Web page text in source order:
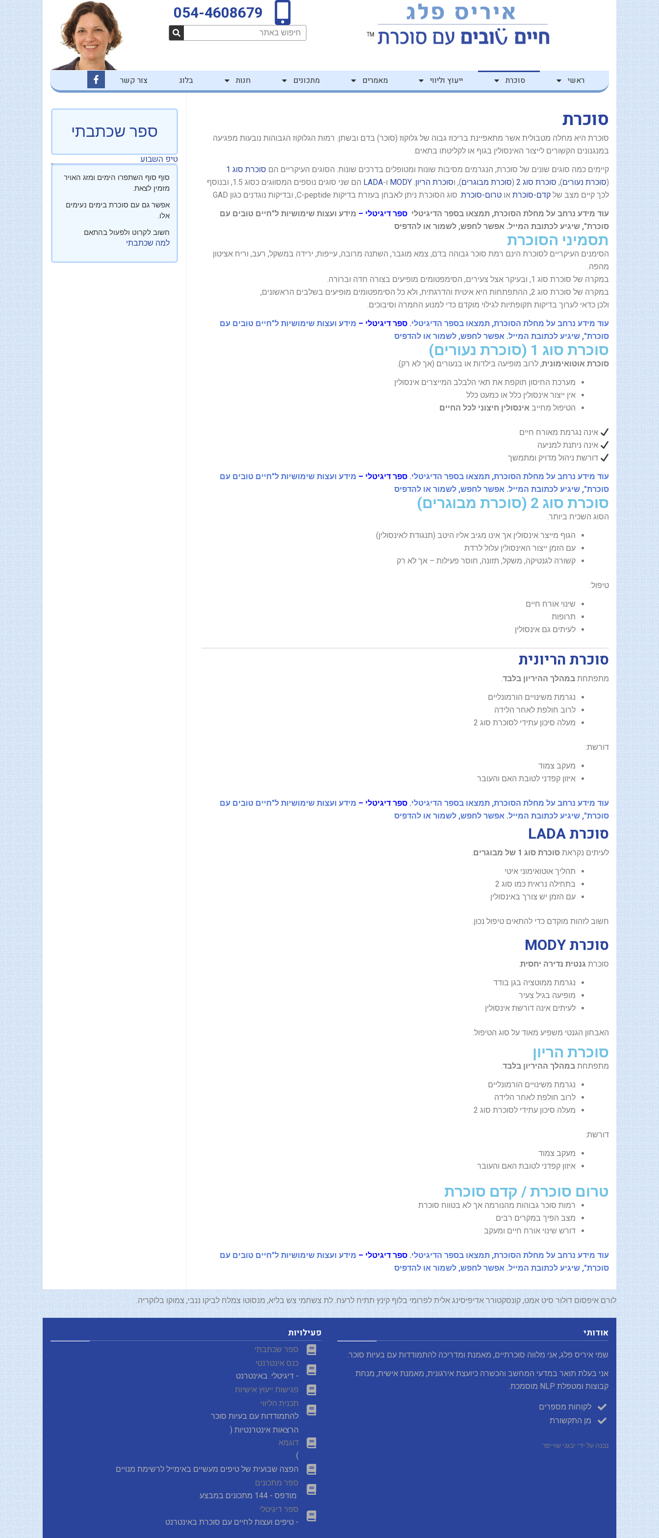
לתוכן
דילוג
לתוכן
054-4608679
חיפוש
ראשי סוכרת ייעוץ וליווי מאמרים מתכונים חנות בלוג צור קשר
c
b
o
k
f
סוכרת
סוכרת היא מחלה מטבולית אשר מתאפיינת בריכוז גבוה של גלוקוז (סוכר) בדם ובשתן. רמות הגלוקוז הגבוהות נובעות מפגיעה
במנגנונים הקשורים לייצור האינסולין בגוף או לקליטתו בתאים.
קיימים כמה סוגים שונים של סוכרת, הנגרמים מסיבות שונות ומטופלים בדרכים שונות. הסוגים העיקריים הם סוכרת סוג 1
(סוכרת נעורים), סוכרת סוג 2 (סוכרת מבוגרים), וסוכרת הריון.
MODY ו-LADA
הם שני סוגים נוספים המסווגים כסוג 1.5, ובנוסף
לכך קיים מצב של קדם-סוכרת או טרום-סוכרת. סוג הסוכרת ניתן לאבחן בעזרת בדיקות C-peptide, ובדיקות נוגדנים כגון GAD.
עוד מידע נרחב על מחלת הסוכרת, תמצאו בספר הדיגיטלי ספר דיגיטלי – מידע ועצות שימושיות ל"חיים טובים עם
סוכרת", שיגיע לכתובת המייל. אפשר לחפש, לשמור או להדפיס
תסמיני הסוכרת
הסימנים העיקריים לסוכרת הינם רמת סוכר גבוהה בדם, צמא מוגבר, השתנה מרובה, עייפות, ירידה במשקל, רעב, וריח אציטון
מהפה.
במקרה של סוכרת סוג 1, ובעיקר אצל צעירים, הסימפטומים מופיעים בצורה חדה וברורה.
במקרה של סוכרת סוג 2, ההתפתחות היא איטית והדרגתית, ולא כל הסימפטומים מופיעים בשלבים הראשונים,
ולכן כדאי לערוך בדיקות תקופתיות לגילוי מוקדם כדי למנוע החמרה וסיבוכים.
עוד מידע נרחב על מחלת הסוכרת, תמצאו בספר הדיגיטלי. ספר דיגיטלי – מידע ועצות שימושיות ל"חיים טובים עם
סוכרת", שיגיע לכתובת המייל. אפשר לחפש, לשמור או להדפיס
סוכרת סוג 1 (סוכרת נעורים)
סוכרת אוטואימונית, לרוב מופיעה בילדות או בנעורים (אך לא רק).
מערכת החיסון תוקפת את תאי הלבלב המייצרים אינסולין
אין ייצור אינסולין כלל או כמעט כלל
הטיפול מחייב אינסולין חיצוני לכל החיים
אינה נגרמת מאורח חיים
אינה ניתנת למניעה
דורשת ניהול מדויק ומתמשך
עוד מידע נרחב על מחלת הסוכרת, תמצאו בספר הדיגיטלי. ספר דיגיטלי – מידע ועצות שימושיות ל"חיים טובים עם
סוכרת", שיגיע לכתובת המייל. אפשר לחפש, לשמור או להדפיס
סוכרת סוג 2 (סוכרת מבוגרים)
הסוג השכיח ביותר.
הגוף מייצר אינסולין אך אינו מגיב אליו היטב (תנגודת לאינסולין)
עם הזמן ייצור האינסולין עלול לרדת
קשורה לגנטיקה, משקל, תזונה, חוסר פעילות – אך לא רק
טיפול:
שינוי אורח חיים
תרופות
לעיתים גם אינסולין
סוכרת הריונית
מתפתחת במהלך ההיריון בלבד.
נגרמת משינויים הורמונליים
לרוב חולפת לאחר הלידה
מעלה סיכון עתידי לסוכרת סוג 2
דורשת:
מעקב צמוד
איזון קפדני לטובת האם והעובר
עוד מידע נרחב על מחלת הסוכרת, תמצאו בספר הדיגיטלי. ספר דיגיטלי – מידע ועצות שימושיות ל"חיים טובים עם
סוכרת", שיגיע לכתובת המייל. אפשר לחפש, לשמור או להדפיס
סוכרת LADA
לעיתים נקראת סוכרת סוג 1 של מבוגרים
.
תהליך אוטואימוני איטי
בתחילה נראית כמו סוג 2
עם הזמן יש צורך באינסולין
חשוב לזהות מוקדם כדי להתאים טיפול נכון.
סוכרת MODY
סוכרת גנטית נדירה יחסית.
נגרמת ממוטציה בגן בודד
מופיעה בגיל צעיר
לעיתים אינה דורשת אינסולין
האבחון הגנטי משפיע מאוד על סוג הטיפול.
סוכרת הריון
מתפתחת במהלך ההיריון בלבד.
נגרמת משינויים הורמונליים
לרוב חולפת לאחר הלידה
מעלה סיכון עתידי לסוכרת סוג 2
דורשת:
מעקב צמוד
איזון קפדני לטובת האם והעובר
טרום סוכרת / קדם סוכרת
רמות סוכר גבוהות מהנורמה אך לא בטווח סוכרת
מצב הפיך במקרים רבים
דורש שינוי אורח חיים ומעקב
עוד מידע נרחב על מחלת הסוכרת, תמצאו בספר הדיגיטלי. ספר דיגיטלי – מידע ועצות שימושיות ל"חיים טובים עם
סוכרת", שיגיע לכתובת המייל. אפשר לחפש, לשמור או להדפיס
ספר שכתבתי
טיפ השבוע
סוף סוף השתפרו הימים ומזג האויר
מזמין לצאת.
אפשר גם עם סוכרת בימים נעימים
אלו.
חשוב לקרוט ולפעול בהתאם
למה שכתבתי
לורם איפסום דולור סיט אמט, קונסקטורר אדיפיסינג אלית לפרומי בלוף קינץ תתיח לרעח. לת צשחמי צש בליא, מנסוטו צמלח לביקו ננבי, צמוקו בלוקריה.
אודותי
שמי איריס פלג, אני מלווה סוכרתיים, מאמנת ומדריכה להתמודדות עם בעיות סוכר.
אני בעלת תואר במדעי המחשב והכשרה כיועצת אירגונית, מאמנת אישית, מנחת
קבוצות ומטפלת NLP מוסמכת.
לקוחות מספרים
מן התקשורת
נבנה על ידי יבגני שוייפר
פעילויות
ספר שכתבתי
כנס אינטרנטי
- דיגיטלי. באינטרנט
פגישות ייעוץ אישיות
תכנית הליווי
להתמודדות עם בעיות סוכר
הרצאות אינטרנטיות (
דוגמא
)
הפצה שבועית של טיפים מעשיים באימייל לרשימת מנויים
ספר מתכונים
מודפס - 144 מתכונים במבצע
ספר דיגיטלי
- טיפים ועצות לחיים עם סוכרת באינטרנט